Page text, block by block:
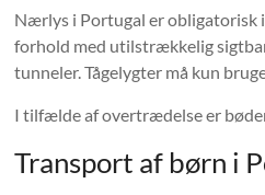
Nærlys i Portugal er obligatorisk
forhold med utilstrækkelig
tunneler. Tågelygter må kun
I tilfælde af overtrædelse er
Transport af børn i